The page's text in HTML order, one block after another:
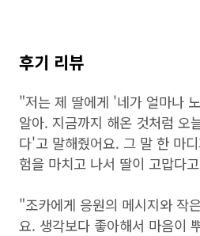
후기 리뷰
"저는 제 딸에게 '네가 얼마나
알아. 지금까지 해온 것처럼 오
다'고 말해줬어요. 그 말 한 마
험을 마치고 나서 딸이 고맙다
"조카에게 응원의 메시지와 작
요. 생각보다 좋아해서 마음이